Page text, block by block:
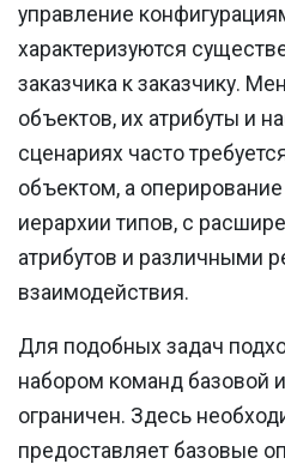
управление
характеризуются
заказчика к заказчику.
объектов, их атрибуты и
сценариях часто
объектом, а
иерархии типов, с
атрибутов и различными
взаимодействия.
Для подобных задач
набором команд базовой
ограничен. Здесь
предоставляет базовые